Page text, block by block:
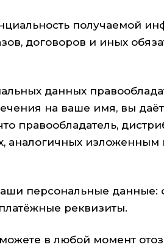
получаемой
договоров и иных
данных
на ваше имя, вы
правообладатель,
аналогичных
персональные данные:
реквизиты.
в любой момент